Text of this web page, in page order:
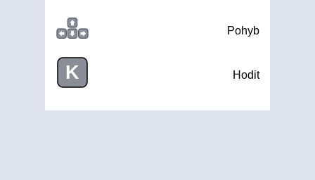
Pohyb
K Hodit